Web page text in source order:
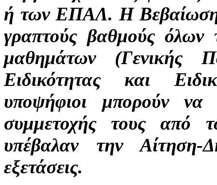
ή των ΕΠΑΛ. Η Βεβαίωση
γραπτούς βαθμούς όλων
μαθημάτων (Γενικής
Ειδικότητας και
υποψήφιοι μπορούν να
συμμετοχής τους
υπέβαλαν την Αίτηση-
εξετάσεις.